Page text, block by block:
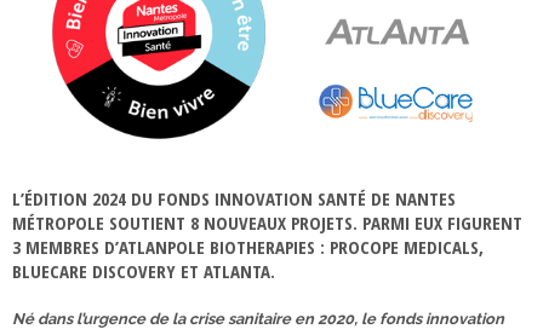
L’ÉDITION 2024 DU FONDS INNOVATION SANTÉ DE NANTES
MÉTROPOLE SOUTIENT 8 NOUVEAUX PROJETS. PARMI EUX FIGURENT
3 MEMBRES D’ATLANPOLE BIOTHERAPIES : PROCOPE MEDICALS,
BLUECARE DISCOVERY ET ATLANTA.
Né dans l’urgence de la crise sanitaire en 2020, le fonds innovation